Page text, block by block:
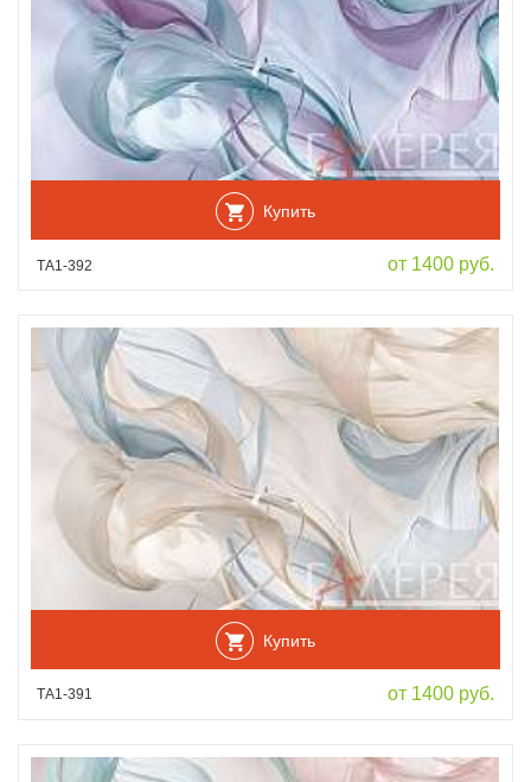
Купить
ТА1-392 от 1400 руб.
Купить
ТА1-391 от 1400 руб.